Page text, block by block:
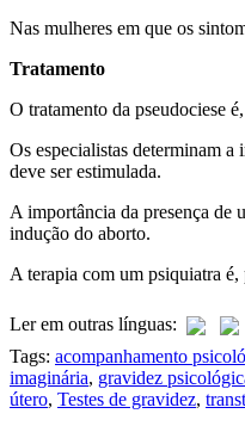
Nas mulheres em que os
Tratamento
O tratamento da pseudociese
Os especialistas determinam
deve ser estimulada.
A importância da presença de
indução do aborto.
A terapia com um psiquiatra
Ler em outras línguas:
Tags: acompanhamento
imaginária, gravidez
útero, Testes de gravidez,